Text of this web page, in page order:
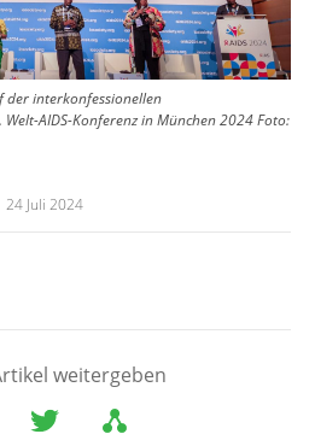
der interkonfessionellen
AIDS-Konferenz in München 2024Foto:
24 Juli 2024
weitergeben